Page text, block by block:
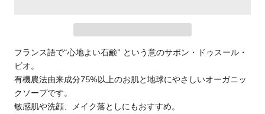
フランス語で“心地よい石鹸” という意のサボン・ドゥスール・
ビオ。
有機農法由来成分75%以上のお肌と地球にやさしいオーガニッ
クソープです。
敏感肌や洗顔、メイク落としにもおすすめ。